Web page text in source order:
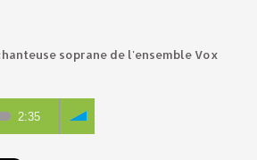
soprane de l'ensemble Vox
2:35